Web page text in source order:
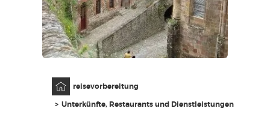
reisevorbereitung
Unterkünfte, Restaurants und Dienstleistungen